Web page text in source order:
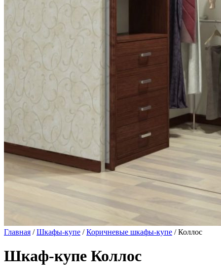
Главная /Шкафы-купе /Коричневые шкафы-купе / Коллос
Шкаф-купе Коллос